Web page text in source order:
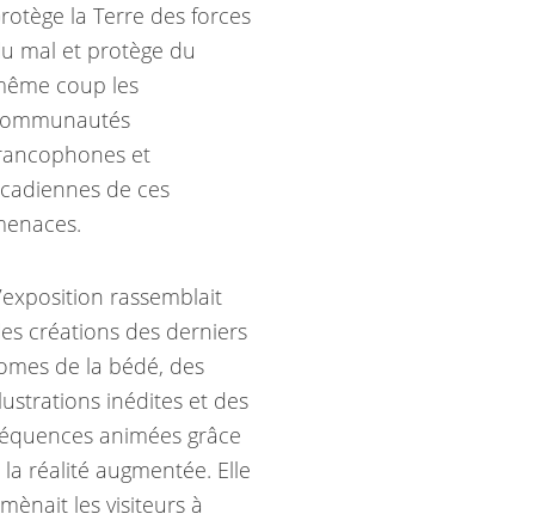
la Terre des forces
mal et protège du
coup les
et
de ces
rassemblait
créations des derniers
de la bédé, des
inédites et des
animées grâce
la réalité augmentée. Elle
les visiteurs à